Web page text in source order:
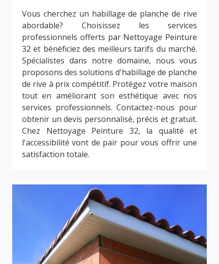
Vous cherchez un habillage de planche de rive
abordable? Choisissez les services
professionnels offerts par Nettoyage Peinture
32 et bénéficiez des meilleurs tarifs du marché.
Spécialistes dans notre domaine, nous vous
proposons des solutions d'habillage de planche
de rive à prix compétitif. Protégez votre maison
tout en améliorant son esthétique avec nos
services professionnels. Contactez-nous pour
obtenir un devis personnalisé, précis et gratuit.
Chez Nettoyage Peinture 32, la qualité et
l'accessibilité vont de pair pour vous offrir une
satisfaction totale.